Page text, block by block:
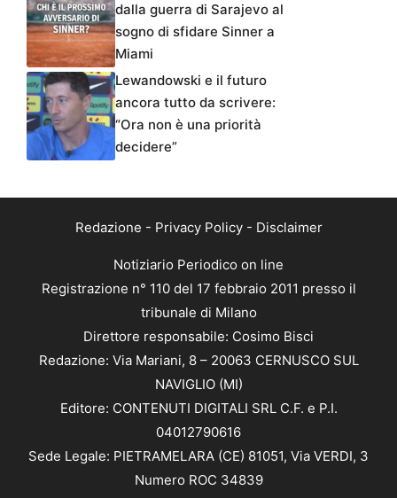
dalla guerra di Sarajevo al
sogno di sfidare Sinner a
Miami
Lewandowski e il futuro
ancora tutto da scrivere:
“Ora non è una priorità
decidere”
Redazione - Privacy Policy- Disclaimer
Notiziario Periodico on line
Registrazione n° 110 del 17 febbraio 2011 presso il
tribunale di Milano
Direttore responsabile: Cosimo Bisci
Redazione: Via Mariani, 8 – 20063 CERNUSCO SUL
NAVIGLIO (MI)
Editore: CONTENUTI DIGITALI SRL C.F. e P.I.
04012790616
Sede Legale: PIETRAMELARA (CE) 81051, Via VERDI, 3
Numero ROC 34839